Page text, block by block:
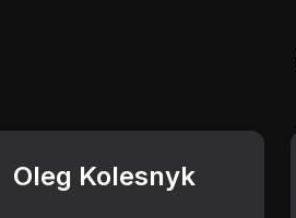
Oleg Kolesnyk